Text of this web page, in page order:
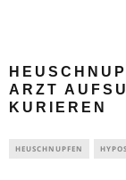
ARZT
KURIEREN
HEUSCHNUPFEN